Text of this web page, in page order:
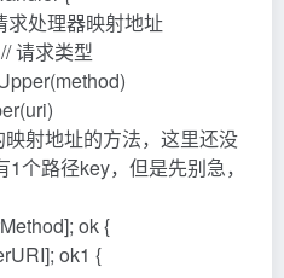
求处理器映射地址
请求类型
射地址的方法，这里还没
个路径key，但是先别急，
ok {
ok1 {